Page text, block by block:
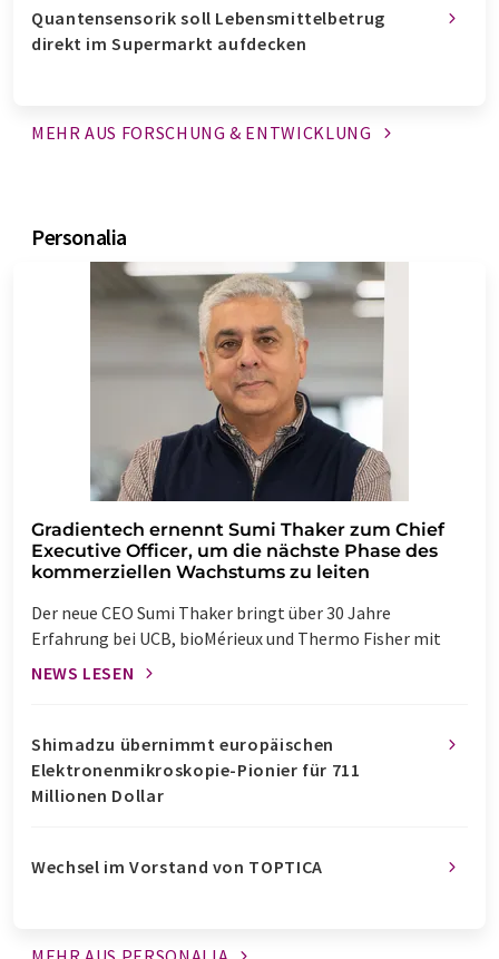
Quantensensorik soll Lebensmittelbetrug
direkt im Supermarkt aufdecken
MEHR AUS FORSCHUNG & ENTWICKLUNG
Personalia
Gradientech ernennt Sumi Thaker zum Chief
Executive Officer, um die nächste Phase des
kommerziellen Wachstums zu leiten
Der neue CEO Sumi Thaker bringt über 30 Jahre
Erfahrung bei UCB, bioMérieux und Thermo Fisher mit
NEWS LESEN
Shimadzu übernimmt europäischen
Elektronenmikroskopie-Pionier für 711
Millionen Dollar
Wechsel im Vorstand von TOPTICA